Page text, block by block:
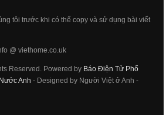
tôi trước khi có thể copy và sử dụng bài viết
@ viethome.co.uk
Reserved. Powered by Báo Điện Tử Phổ
Anh - Designed by Người Việt ở Anh -